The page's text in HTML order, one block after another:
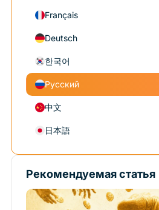
Français
Deutsch
한국어
Русский
中文
日本語
Рекомендуемая статья